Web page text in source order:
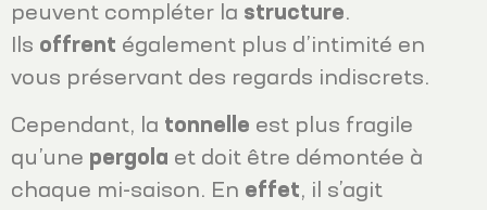
peuvent compléter la structure.
Ils offrent également plus d’intimité en
vous préservant des regards indiscrets.
Cependant, la tonnelle est plus fragile
qu’une pergola et doit être démontée à
chaque mi-saison. En effet, il s’agit